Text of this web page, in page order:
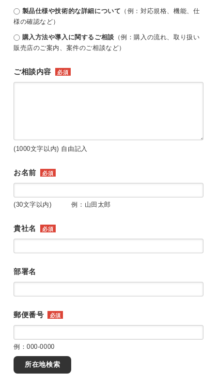
製品仕様や技術的な詳細について （例：対応規格、機能、仕
様の確認など）
購入方法や導入に関するご相談 （例：購入の流れ、取り扱い
販売店のご案内、案件のご相談など）
ご相談内容 必須
(1000文字以内) 自由記入
お名前 必須
(30文字以内) 例：山田太郎
貴社名 必須
部署名
郵便番号 必須
例：000-0000
所在地検索